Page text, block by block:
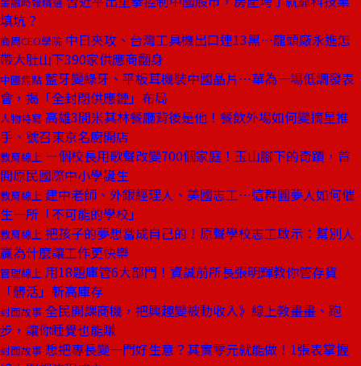
填坑？
商周CEO學院 中日夾攻、台灣工具機出口連13黑⋯龍頭廠永進怎
帶大肚山下390家供應商翻身
中國焦點 藍牙變綠牙、平板耳機裝中國晶片⋯華為一場低調發表
會，揭「全封閉供應鏈」布局
人物特寫 高雄3間米其林餐廳背後是他！餐飲外場如何變摘星推
手、號召東京名廚開店
教育線上 一個校長用歌聲改變700個家庭！玉山腳下的奇蹟，首
間原民國際中小學誕生
教育線上 建中老師、外銀經理人、美國志工⋯這群圓夢人如何催
生一所「不可能的學校」
教育線上 把孩子的夢想當成自己的！原聲學校志工啟示：幫別人
贏為什麼讓工作更快樂
管理線上 用18題庫管6大部門！資誠前所長張明輝教你管存貨
「髒活」斬高庫存
封面故事 全民開課商機，把興趣變被動收入》線上教畫畫、跑
步，讓你睡覺也能賺
封面故事 想把專長變一門好生意？其實零元就能做！1張表掌握